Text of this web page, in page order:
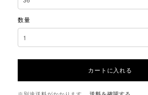
数量
カートに入れる